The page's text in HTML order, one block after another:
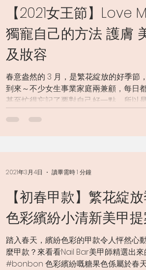
【2021女王節】Love
獨寵自己的方法 護膚
及妝容
春意盎然的 3 月，是繁花綻放的好季節
到來～不少女生事業家庭兩兼顧，每日
甚至忙得忘記了要對自己好一點。所以
要選最好的...
【初春甲款】繁花綻
色彩繽紛小清新美甲
踏入春天，繽紛色彩的甲款令人怦然心
麼甲款？來看看Nail Bar美甲師精選出來
#bonbon 色彩繽紛嘅糖果色係屬於春
2021年3月4日 讀畢需時 1 分鐘